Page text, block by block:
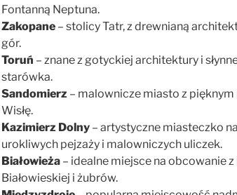
Fontanną Neptuna.
Zakopane – stolicy Tatr, z drewnianą
gór.
Toruń – znane z gotyckiej architektury i
starówka.
Sandomierz – malownicze miasto z
Wisłę.
Kazimierz Dolny – artystyczne miasteczko
urokliwych pejzaży i malowniczych uliczek.
Białowieża – idealne miejsce na obcowanie z
Białowieskiej i żubrów.